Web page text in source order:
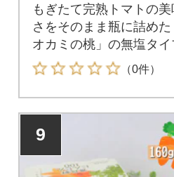
もぎたて完熟トマトの美
さをそのまま瓶に詰めた
オカミの桃」の無塩タイ
（0件）
9